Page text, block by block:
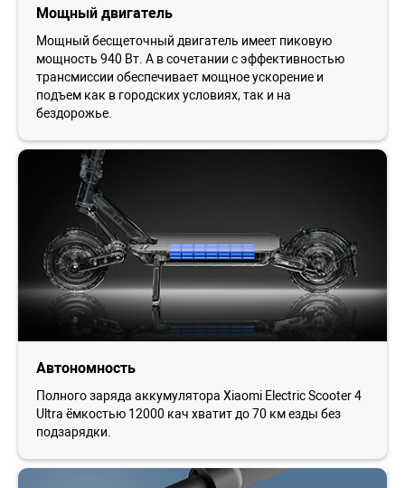
Мощный двигатель
Мощный бесщеточный двигатель имеет пиковую
мощность 940 Вт. А в сочетании с эффективностью
трансмиссии обеспечивает мощное ускорение и
подъем как в городских условиях, так и на
бездорожье.
Автономность
Полного заряда аккумулятора Xiaomi Electric Scooter 4
Ultra ёмкостью 12000 кач хватит до 70 км езды без
подзарядки.